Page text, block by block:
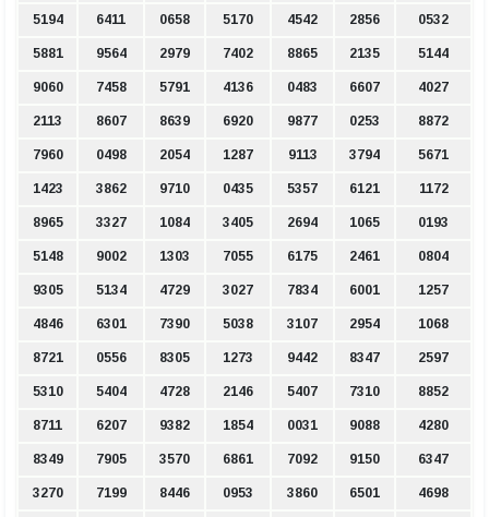
5194 6411 0658 5170 4542 2856 0532
5881 9564 2979 7402 8865 2135 5144
9060 7458 5791 4136 0483 6607 4027
2113 8607 8639 6920 9877 0253 8872
7960 0498 2054 1287 9113 3794 5671
1423 3862 9710 0435 5357 6121 1172
8965 3327 1084 3405 2694 1065 0193
5148 9002 1303 7055 6175 2461 0804
9305 5134 4729 3027 7834 6001 1257
4846 6301 7390 5038 3107 2954 1068
8721 0556 8305 1273 9442 8347 2597
5310 5404 4728 2146 5407 7310 8852
8711 6207 9382 1854 0031 9088 4280
8349 7905 3570 6861 7092 9150 6347
3270 7199 8446 0953 3860 6501 4698